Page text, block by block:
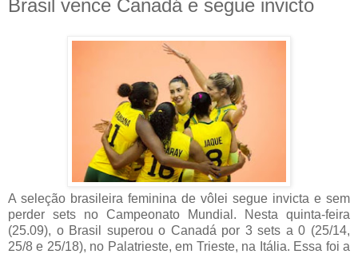
Brasil vence Canadá e segue invicto
A seleção brasileira feminina de vôlei segue invicta e sem
perder sets no Campeonato Mundial. Nesta quinta-feira
(25.09), o Brasil superou o Canadá por 3 sets a 0 (25/14,
25/8 e 25/18), no Palatrieste, em Trieste, na Itália. Essa foi a